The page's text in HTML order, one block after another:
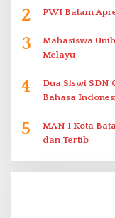
2 PWI Batam
3
Mahasiswa
Melayu
4
Dua Siswi SDN
Bahasa
5
MAN 1 Kota
dan Tertib